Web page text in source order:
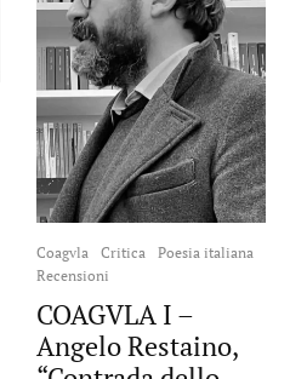
Coagvla Critica
Poesia italiana
Recensioni
COAGVLA I –
Angelo Restaino,